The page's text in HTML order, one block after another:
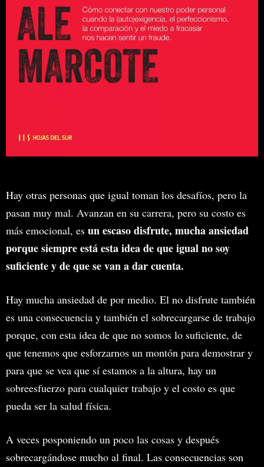
Hay otras personas que igual toman los desafíos, pero la
pasan muy mal. Avanzan en su carrera, pero su costo es
más emocional, es un escaso disfrute, mucha ansiedad
porque siempre está esta idea de que igual no soy
suficiente y de que se van a dar cuenta.
Hay mucha ansiedad de por medio. El no disfrute también
es una consecuencia y también el sobrecargarse de trabajo
porque, con esta idea de que no somos lo suficiente, de
que tenemos que esforzarnos un montón para demostrar y
para que se vea que sí estamos a la altura, hay un
sobreesfuerzo para cualquier trabajo y el costo es que
pueda ser la salud física.
A veces posponiendo un poco las cosas y después
sobrecargándose mucho al final. Las consecuencias son